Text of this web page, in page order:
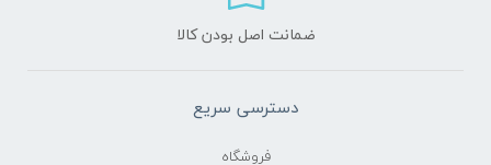
ضمانت اصل بودن کالا
دسترسی سریع
فروشگاه